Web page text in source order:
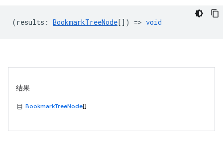
(results : BookmarkTreeNode[]) => void
结果
BookmarkTreeNode[]